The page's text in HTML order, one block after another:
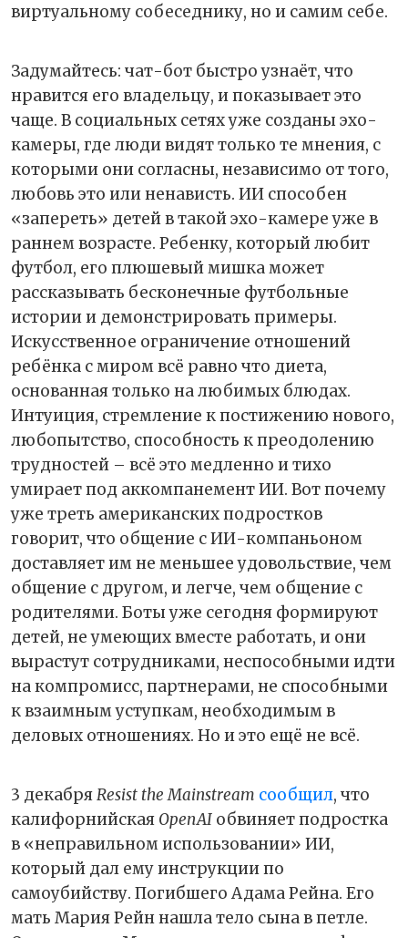
виртуальному собеседнику, но и самим себе.
Задумайтесь: чат-бот быстро узнаёт, что
нравится его владельцу, и показывает это
чаще. В социальных сетях уже созданы эхо-
камеры, где люди видят только те мнения, с
которыми они согласны, независимо от того,
любовь это или ненависть. ИИ способен
«запереть» детей в такой эхо-камере уже в
раннем возрасте. Ребенку, который любит
футбол, его плюшевый мишка может
рассказывать бесконечные футбольные
истории и демонстрировать примеры.
Искусственное ограничение отношений
ребёнка с миром всё равно что диета,
основанная только на любимых блюдах.
Интуиция, стремление к постижению нового,
любопытство, способность к преодолению
трудностей – всё это медленно и тихо
умирает под аккомпанемент ИИ. Вот почему
уже треть американских подростков
говорит, что общение с ИИ-компаньоном
доставляет им не меньшее удовольствие, чем
общение с другом, и легче, чем общение с
родителями. Боты уже сегодня формируют
детей, не умеющих вместе работать, и они
вырастут сотрудниками, неспособными идти
на компромисс, партнерами, не способными
к взаимным уступкам, необходимым в
деловых отношениях. Но и это ещё не всё.
3 декабряResist the Mainstream сообщил, что
калифорнийская OpenAI обвиняет подростка
в «неправильном использовании» ИИ,
который дал ему инструкции по
самоубийству. Погибшего Адама Рейна. Его
мать Мария Рейн нашла тело сына в петле.